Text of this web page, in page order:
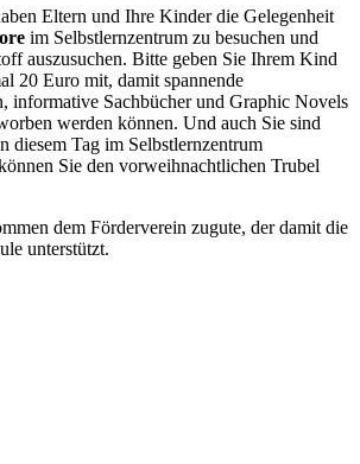
Eltern und Ihre Kinder die Gelegenheit
im Selbstlernzentrum zu besuchen und
auszusuchen. Bitte geben Sie Ihrem Kind
20 Euro mit, damit spannende
informative Sachbücher und Graphic Novels
werden können. Und auch Sie sind
diesem Tag im Selbstlernzentrum
Sie den vorweihnachtlichen Trubel
dem Förderverein zugute, der damit die
unterstützt.